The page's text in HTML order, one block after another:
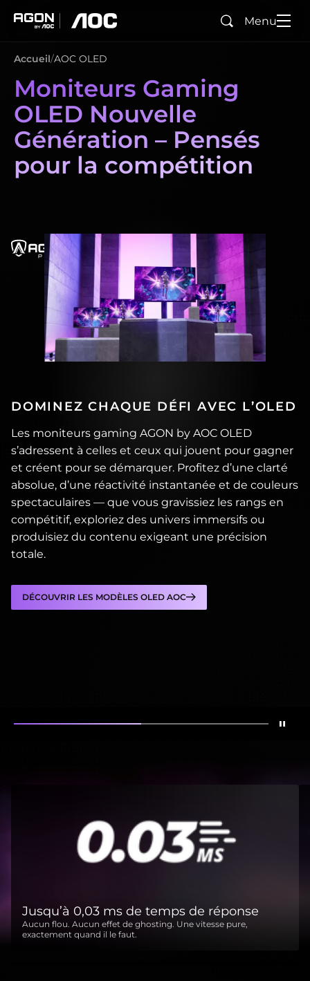
Rechercher
Menu
Accueil AOC OLED
Moniteurs Gaming
OLED Nouvelle
Génération – Pensés
pour la compétition
agonPro
DOMINEZ CHAQUE DÉFI AVEC L’OLED
Les moniteurs gaming AGON by AOC OLED
s’adressent à celles et ceux qui jouent pour gagner
et créent pour se démarquer. Profitez d’une clarté
absolue, d’une réactivité instantanée et de couleurs
spectaculaires — que vous gravissiez les rangs en
compétitif, exploriez des univers immersifs ou
produisiez du contenu exigeant une précision
totale.
DÉCOUVRIR LES MODÈLES OLED AOC
Arrêt
Le
Jusqu’à 0,03 ms de temps de réponse
Aucun flou. Aucun effet de ghosting. Une vitesse pure,
exactement quand il le faut.